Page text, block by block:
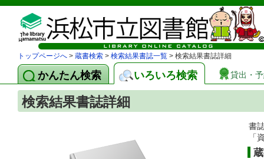
トップページへ > 蔵書検索 > 検索結果書誌一覧 > 検索結果書誌詳細
かんたん検索 いろいろ検索 貸出・
検索結果書誌詳細
書
「